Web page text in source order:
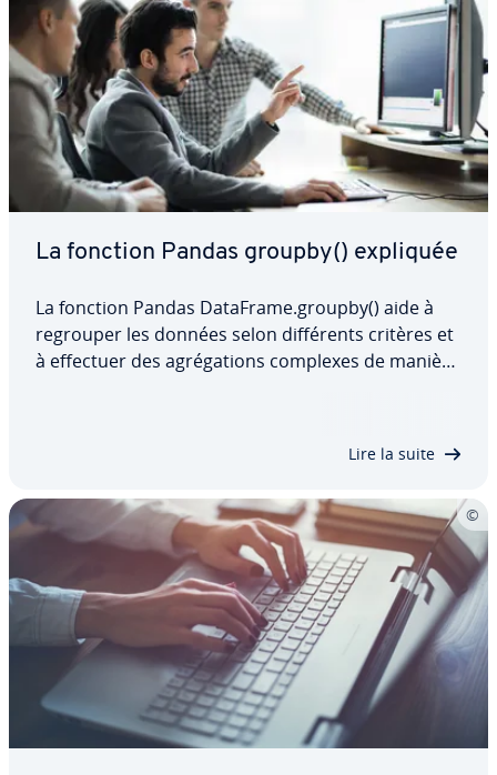
La fonction Pandas groupby() expliquée
La fonction Pandas DataFrame.groupby() aide à
regrouper les données selon dif­fé­rents critères et
à effectuer des agré­ga­tions complexes de manière
Lire la suite